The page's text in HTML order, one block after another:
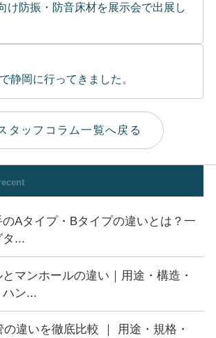
け防振・防音床材を展示会で出展し
静岡に行ってきました。
タッフコラム一覧へ戻る
Aタイプ・Bタイプの違いとは？一
タ...
マンホールの違い｜用途・構造・
ン...
の違いを徹底比較 ｜ 用途・規格・